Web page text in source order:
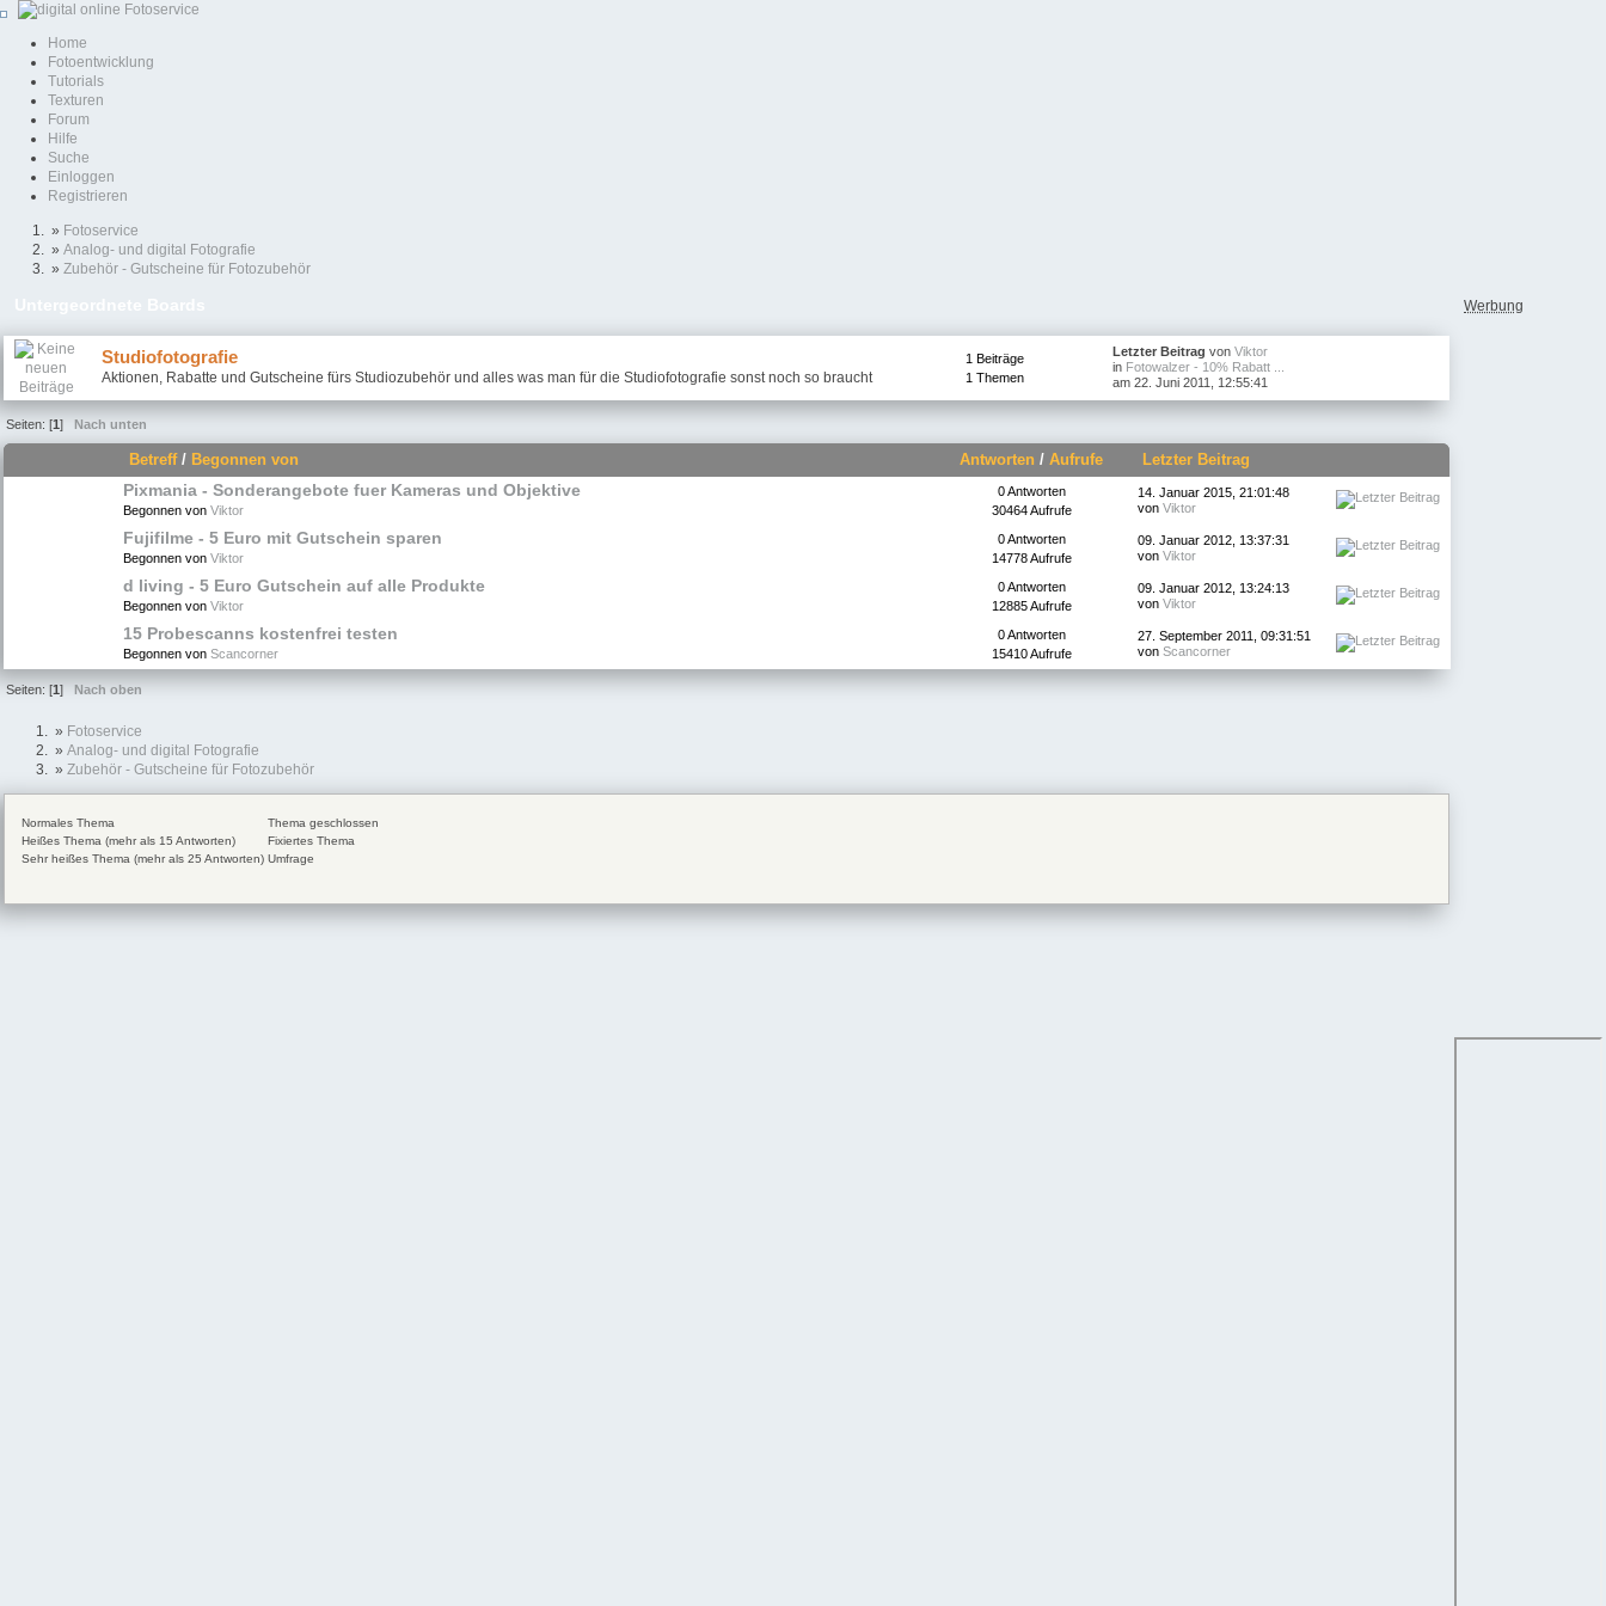
Home
Fotoentwicklung
Tutorials
Texturen
Forum
Hilfe
Suche
Einloggen
Registrieren
» Fotoservice
» Analog- und digital Fotografie
» Zubehör - Gutscheine für Fotozubehör
Studiofotografie
Aktionen, Rabatte und Gutscheine fürs Studiozubehör und alles was man für die Studiofotografie sonst noch so braucht
1 Beiträge
1 Themen
Letzter Beitrag vonViktor
in Fotowalzer - 10% Rabatt ...
am 22. Juni 2011, 12:55:41
Seiten: [1] Nach unten
Betreff/ Begonnen von Antworten / Aufrufe
Letzter Beitrag
Pixmania - Sonderangebote fuer Kameras und Objektive
Begonnen von Viktor
0 Antworten
30464 Aufrufe
14. Januar 2015, 21:01:48
von Viktor
Fujifilme - 5 Euro mit Gutschein sparen
Begonnen von Viktor
0 Antworten
14778 Aufrufe
09. Januar 2012, 13:37:31
von Viktor
d living - 5 Euro Gutschein auf alle Produkte
Begonnen von Viktor
0 Antworten
12885 Aufrufe
09. Januar 2012, 13:24:13
von Viktor
15 Probescanns kostenfrei testen
Begonnen von Scancorner
0 Antworten
15410 Aufrufe
27. September 2011, 09:31:51
von Scancorner
Seiten: [1] Nach oben
» Fotoservice
» Analog- und digital Fotografie
» Zubehör - Gutscheine für Fotozubehör
Normales Thema
Heißes Thema (mehr als 15 Antworten)
Sehr heißes Thema (mehr als 25 Antworten)
Thema geschlossen
Fixiertes Thema
Umfrage
Werbung